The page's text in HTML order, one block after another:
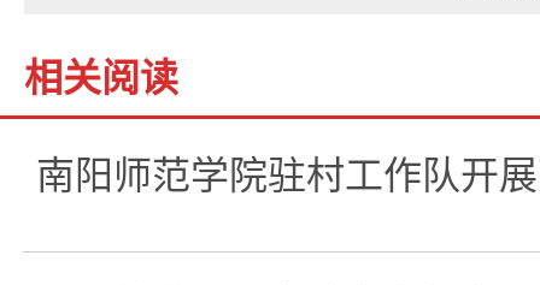
相关阅读
南阳师范学院驻村工作队开